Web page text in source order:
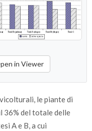
in Viewer
le piante di
36% del totale delle
A e B, a cui